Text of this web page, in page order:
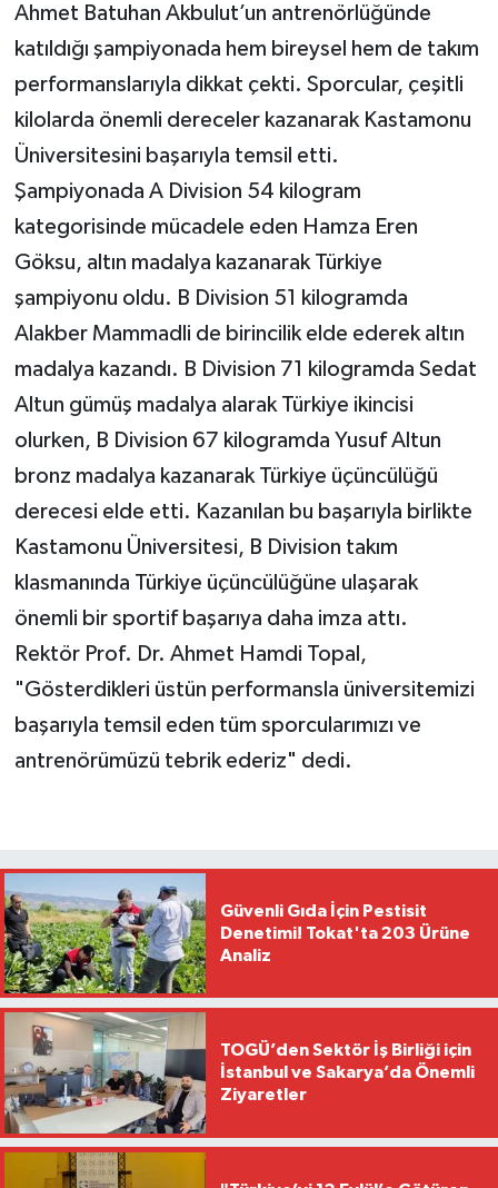
Ahmet Batuhan Akbulut’un antrenörlüğünde
katıldığı şampiyonada hem bireysel hem de takım
performanslarıyla dikkat çekti. Sporcular, çeşitli
kilolarda önemli dereceler kazanarak Kastamonu
Üniversitesini başarıyla temsil etti.
Şampiyonada A Division 54 kilogram
kategorisinde mücadele eden Hamza Eren
Göksu, altın madalya kazanarak Türkiye
şampiyonu oldu. B Division 51 kilogramda
Alakber Mammadli de birincilik elde ederek altın
madalya kazandı. B Division 71 kilogramda Sedat
Altun gümüş madalya alarak Türkiye ikincisi
olurken, B Division 67 kilogramda Yusuf Altun
bronz madalya kazanarak Türkiye üçüncülüğü
derecesi elde etti. Kazanılan bu başarıyla birlikte
Kastamonu Üniversitesi, B Division takım
klasmanında Türkiye üçüncülüğüne ulaşarak
önemli bir sportif başarıya daha imza attı.
Rektör Prof. Dr. Ahmet Hamdi Topal,
"Gösterdikleri üstün performansla üniversitemizi
başarıyla temsil eden tüm sporcularımızı ve
antrenörümüzü tebrik ederiz" dedi.
Güvenli Gıda İçin Pestisit
Denetimi! Tokat'ta 203 Ürüne
Analiz
TOGÜ’den Sektör İş Birliği için
İstanbul ve Sakarya’da Önemli
Ziyaretler